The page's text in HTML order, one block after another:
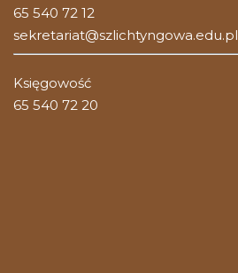
65 540 72 12
sekretariat@szlichtyngowa.edu.pl
Księgowość
65 540 72 20